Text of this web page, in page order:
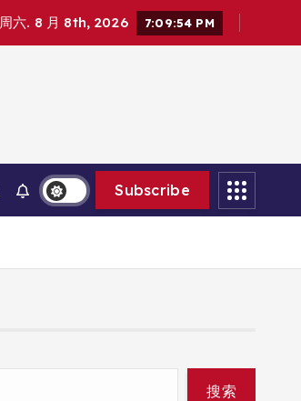
周六. 8 月 8th, 2026 7:09:55 PM
Subscribe
搜索